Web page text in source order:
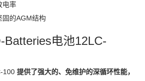
电率
固的AGM结构
Batteries电池12LC-
100 提供了强大的、免维护的深循环性能，